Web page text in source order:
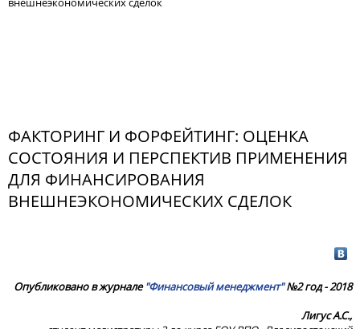
ФАКТОРИНГ И ФОРФЕЙТИНГ: ОЦЕНКА
СОСТОЯНИЯ И ПЕРСПЕКТИВ ПРИМЕНЕНИЯ
ДЛЯ ФИНАНСИРОВАНИЯ
ВНЕШНЕЭКОНОМИЧЕСКИХ СДЕЛОК
Опубликовано в журнале"Финансовый менеджмент"№2 год - 2018
Лигус А.С.,